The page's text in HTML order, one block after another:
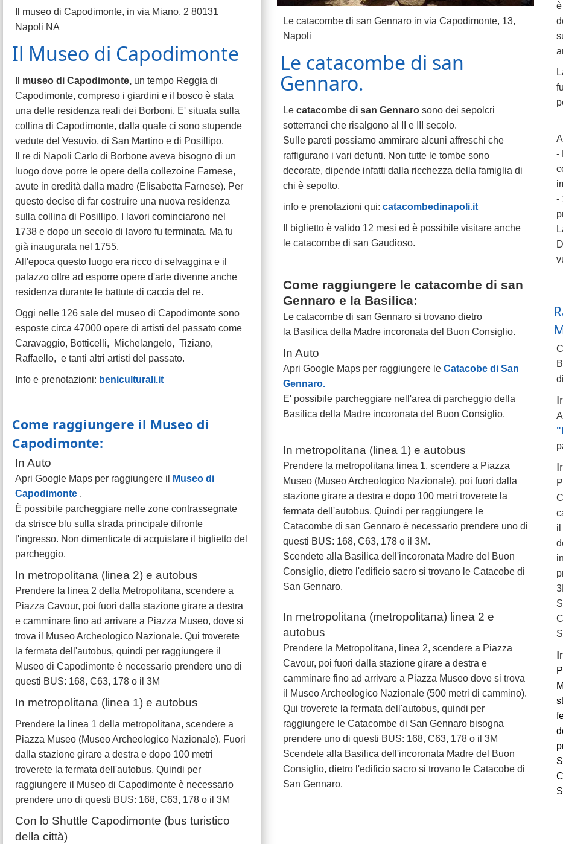
Il museo di Capodimonte, in via Miano, 2 80131
Napoli NA
Il Museo di Capodimonte
museo di Capodimonte, un tempo Reggia di
Capodimonte, compreso i giardini e il bosco è stata
una delle residenza reali dei Borboni. E' situata sulla
collina di Capodimonte, dalla quale ci sono stupende
vedute del Vesuvio, di San Martino e di Posillipo.
Il re di Napoli Carlo di Borbone aveva bisogno di un
luogo dove porre le opere della collezoine Farnese,
avute in eredità dalla madre (Elisabetta Farnese). Per
questo decise di far costruire una nuova residenza
sulla collina di Posillipo. I lavori cominciarono nel
1738 e dopo un secolo di lavoro fu terminata. Ma fu
già inaugurata nel 1755.
All'epoca questo luogo era ricco di selvaggina e il
palazzo oltre ad esporre opere d'arte divenne anche
residenza durante le battute di caccia del re.
Oggi nelle 126 sale del museo di Capodimonte sono
esposte circa 47000 opere di artisti del passato come
Caravaggio, Botticelli, Michelangelo, Tiziano,
Raffaello, e tanti altri artisti del passato.
Info e prenotazioni: beniculturali.it
Come raggiungere il Museo di
Capodimonte:
In Auto
Apri Google Maps per raggiungere il
Museo di
Capodimonte .
È possibile parcheggiare nelle zone contrassegnate
da strisce blu sulla strada principale difronte
l'ingresso. Non dimenticate di acquistare il biglietto del
parcheggio.
In metropolitana (linea 2) e autobus
Prendere la linea 2 della Metropolitana, scendere a
Piazza Cavour, poi fuori dalla stazione girare a destra
e camminare fino ad arrivare a Piazza Museo, dove si
trova il Museo Archeologico Nazionale. Qui troverete
la fermata dell'autobus, quindi per raggiungere il
Museo di Capodimonte è necessario prendere uno di
questi BUS: 168, C63, 178 o il 3M
In metropolitana (linea 1) e autobus
Prendere la linea 1 della metropolitana, scendere a
Piazza Museo (Museo Archeologico Nazionale). Fuori
dalla stazione girare a destra e dopo 100 metri
troverete la fermata dell'autobus. Quindi per
raggiungere il Museo di Capodimonte è necessario
prendere uno di questi BUS: 168, C63, 178 o il 3M
Con lo Shuttle Capodimonte (bus turistico
della città)
Le catacombe di san Gennaro in via Capodimonte, 13,
Napoli
Le catacombe di san
Gennaro.
Le catacombe di san Gennarosono dei sepolcri
sotterranei che risalgono al II e III secolo.
Sulle pareti possiamo ammirare alcuni affreschi che
raffigurano i vari defunti. Non tutte le tombe sono
decorate, dipende infatti dalla ricchezza della famiglia di
chi è sepolto.
info e prenotazioni qui: catacombedinapoli.it
Il biglietto è valido 12 mesi ed è possibile visitare anche
le catacombe di san Gaudioso.
Come raggiungere le catacombe di san
Gennaro e la Basilica:
Le catacombe di san Gennaro si trovano dietro
la Basilica della Madre incoronata del Buon Consiglio.
In Auto
Apri Google Maps per raggiungere le Catacobe di San
Gennaro.
E' possibile parcheggiare nell'area di parcheggio della
Basilica della Madre incoronata del Buon Consiglio.
In metropolitana (linea 1) e autobus
Prendere la metropolitana linea 1, scendere a Piazza
Museo (Museo Archeologico Nazionale), poi fuori dalla
stazione girare a destra e dopo 100 metri troverete la
fermata dell'autobus. Quindi per raggiungere le
Catacombe di san Gennaro è necessario prendere uno di
questi BUS: 168, C63, 178 o il 3M.
Scendete alla Basilica dell'incoronata Madre del Buon
Consiglio, dietro l'edificio sacro si trovano le Catacobe di
San Gennaro.
In metropolitana (metropolitana) linea 2 e
autobus
Prendere la Metropolitana, linea 2, scendere a Piazza
Cavour, poi fuori dalla stazione girare a destra e
camminare fino ad arrivare a Piazza Museo dove si trova
il Museo Archeologico Nazionale (500 metri di cammino).
Qui troverete la fermata dell'autobus, quindi per
raggiungere le Catacombe di San Gennaro bisogna
prendere uno di questi BUS: 168, C63, 178 o il 3M
Scendete alla Basilica dell'incoronata Madre del Buon
Consiglio, dietro l'edificio sacro si trovano le Catacobe di
San Gennaro.
-
-
il